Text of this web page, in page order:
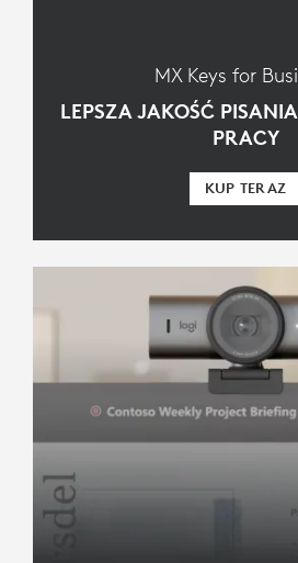
MX Keys for
LEPSZA JAKOŚĆ
PRACY
KUP TERAZ